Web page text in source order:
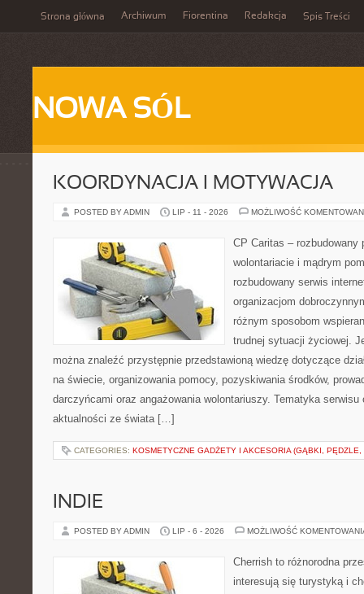
Strona główna Archiwum Fiorentina Redakcja Spis Treści
NOWA SÓL
KOORDYNACJA I MOTYWACJA
POSTED BY ADMIN LIP - 11 - 2026 MOŻLIWOŚĆ
CP Caritas – rozbudowany
wolontariacie i mądrym
rozbudowany serwis
organizacjom
różnym sposobom
trudnej sytuacji życiowej.
można znaleźć przystępnie przedstawioną wiedzę dotyczące
na świecie, organizowania pomocy, pozyskiwania środków,
darczyńcami oraz angażowania wolontariuszy. Tematyka
aktualności ze świata […]
CATEGORIES: KOSMETYCZNE GADŻETY I AKCESORIA (GĄBKI, PĘDZLE,
INDIE
POSTED BY ADMIN LIP - 6 - 2026 MOŻLIWOŚĆ
Cherrish to różnorodna
interesują się turystyką i